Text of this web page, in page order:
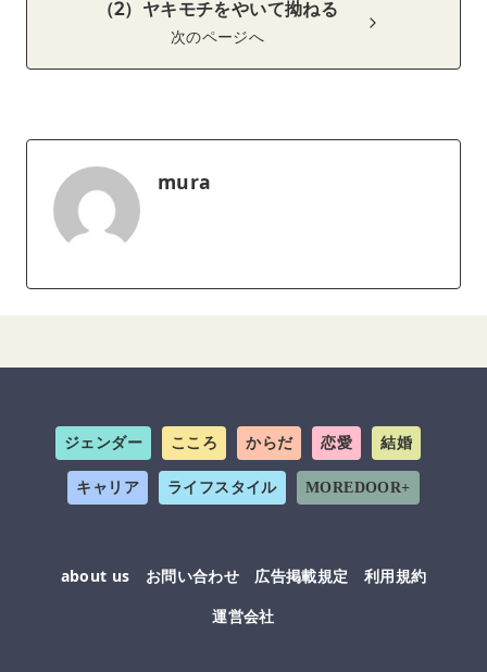
（2）ヤキモチをやいて拗ねる
次のページへ
mura
ジェンダー こころ からだ 恋愛 結婚
キャリア ライフスタイル MOREDOOR+
about us お問い合わせ 広告掲載規定
利用規約
運営会社